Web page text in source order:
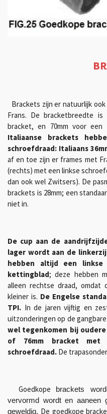
Brackets zijn er natuurlijk
Frans. De bracketbreedte
bracket, en 70mm voor een
Italiaanse brackets
schroefdraad: Italiaans
af en toe zijn er frames met
(rechts) met een linkse
dan ook wel Zwitsers). De
brackets is 28mm; een
niet in.
De cup aan de
lager wordt aan de
hebben altijd een
kettingblad; deze hebben
alleen rechtse draad, omdat
kleiner is. De Engelse
TPI. In de jaren vijftig en
uitzonderingen op de
wel tegenkomen bij oudere
of 76mm bracket
schroefdraad. De
Goedkope brackets
vervormd wordt en aaneen
geweldig. De goedkope